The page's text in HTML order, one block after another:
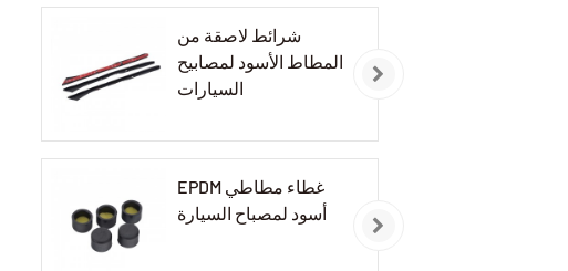
شرائط لاصقة من
المطاط الأسود لمصابيح
السيارات
EPDM غطاء مطاطي
أسود لمصباح السيارة